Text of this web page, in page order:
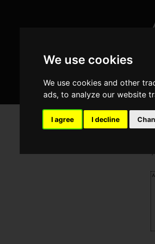
We use cookies
We use cookies and other
ads, to analyze our website
I agree I decline